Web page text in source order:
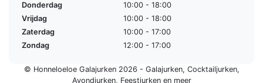
Donderdag
10:00 - 18:00
Vrijdag
10:00 - 18:00
Zaterdag
10:00 - 17:00
Zondag
12:00 - 17:00
© Honneloeloe Galajurken 2026 - Galajurken, Cocktailjurken,
Avondjurken, Feestjurkenen meer